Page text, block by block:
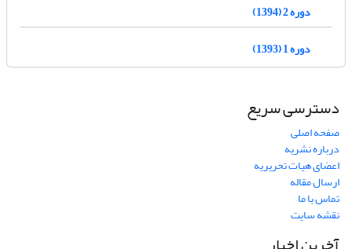
دوره 2 (1394)
دوره 1 (1393)
دسترسی سریع
صفحه اصلی
درباره نشریه
اعضای هیات تحریریه
ارسال مقاله
تماس با ما
نقشه سایت